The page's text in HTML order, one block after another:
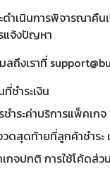
ำเนินการพิจารณาคื
แจ้งปัญหา
ถึงเราที่
ชำระเงิน
ระค่าบริการแพ็คเกจ
ดสุดท้ายที่ลูกค้าชำระ
กจปกติ การใช้โค้ดส่